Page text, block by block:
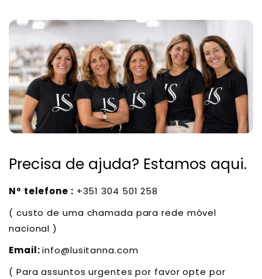
Precisa de ajuda? Estamos aqui.
Nº telefone : +351 304 501 258
( custo de uma chamada para rede móvel
nacional )
Email:info@lusitanna.com
( Para assuntos urgentes por favor opte por